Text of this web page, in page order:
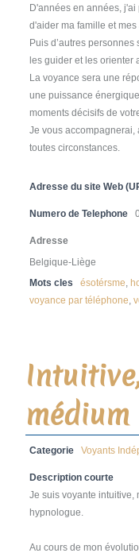
D'années en années,
d'aider ma famille et mes
Puis d’autres
les guider et les orienter
La voyance sera une
une puissance
moments décisifs de
Je vous accompagnerai,
toutes circonstances.
Adresse du site Web
Numero de Telephone
Adresse
Belgique-Liège
Mots cles
ésotérsme
voyance par téléphone
Categorie Voyants
Description courte
Je suis voyante intuitive,
hypnologue.
Au cours de mon